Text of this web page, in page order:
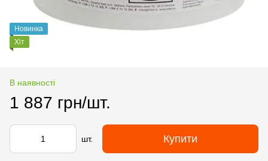
Новинка
Хіт
В наявності
1 887 грн/шт.
шт. Купити